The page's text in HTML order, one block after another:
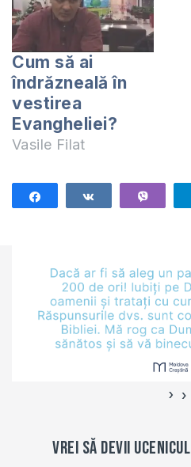
Cum să ai
îndrăzneală în
vestirea
Evangheliei?
Vasile Filat
‹ ›
Vrei să devii